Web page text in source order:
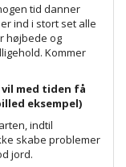
tid danner
ind i stort set alle
højbede og
Kommer
med tiden få
eksempel)
indtil
skabe problemer
jord.